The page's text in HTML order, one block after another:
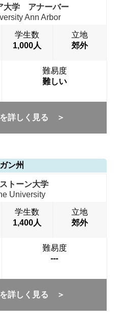
大学 アナーバー
Ann Arbor
学生数
1,000人
立地
郊外
難易度
難しい
詳しく見る ＞
ン州
トーン大学
University
学生数
1,400人
立地
郊外
難易度
---
詳しく見る ＞